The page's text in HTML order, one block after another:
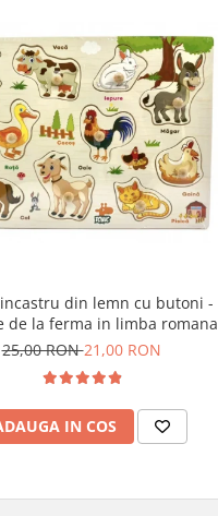
incastru din lemn cu butoni -
de la ferma in limba romana
25,00 RON21,00 RON
IN COS